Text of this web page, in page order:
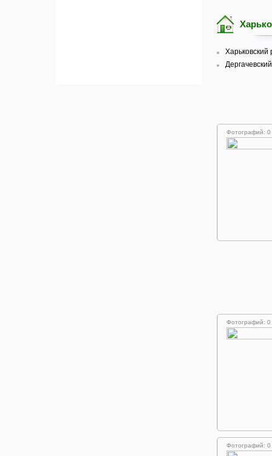
Харьковский
Фотографий: 0
Фотографий: 0
Фотографий: 0